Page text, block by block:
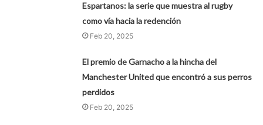
Espartanos: la serie que muestra al rugby
como vía hacia la redención
Feb 20, 2025
El premio de Garnacho a la hincha del
Manchester United que encontró a sus perros
perdidos
Feb 20, 2025